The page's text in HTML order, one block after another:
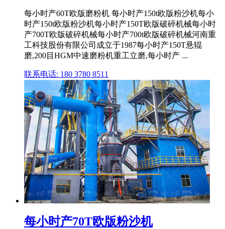
每小时产60T欧版磨粉机 每小时产150t欧版粉沙机每小
时产150t欧版粉沙机每小时产150T欧版破碎机械每小时
产700T欧版破碎机械每小时产700t欧版破碎机械河南重
工科技股份有限公司成立于1987每小时产150T悬辊
磨,200目HGM中速磨粉机重工立磨,每小时产 ...
联系电话: 180 3780 8511
每小时产70T欧版粉沙机